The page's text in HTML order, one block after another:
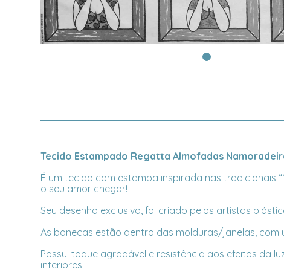
Tecido Estampado Regatta Almofadas
É um tecido com estampa inspirada nas tradicionais
o seu amor chegar!
Seu desenho exclusivo, foi criado pelos artistas
As bonecas estão dentro das molduras/janelas,
Possui toque agradável e resistência aos efeitos da
interiores.